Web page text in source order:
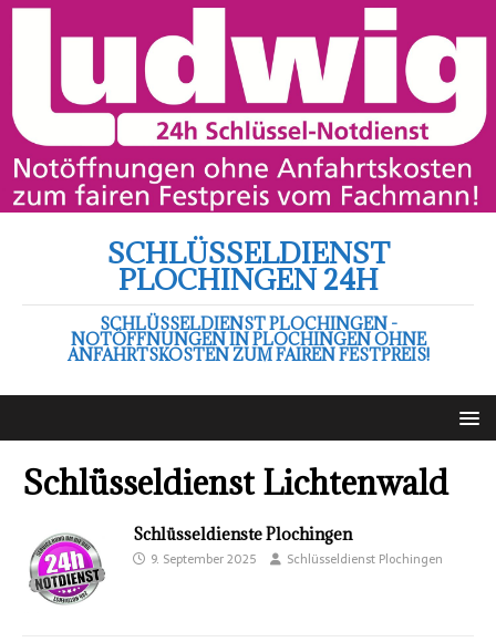
SCHLÜSSELDIENST
PLOCHINGEN 24H
SCHLÜSSELDIENST PLOCHINGEN -
NOTÖFFNUNGEN IN PLOCHINGEN OHNE
ANFAHRTSKOSTEN ZUM FAIREN FESTPREIS!
Schlüsseldienst Lichtenwald
Schlüsseldienste Plochingen
9. September 2025 Schlüsseldienst Plochingen